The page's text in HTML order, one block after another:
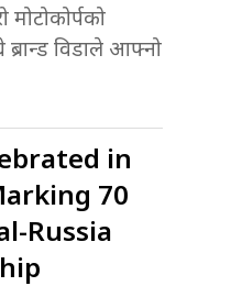
मोटोकोर्पको
ब्रान्ड विडाले आफ्नो
in
70
Russia